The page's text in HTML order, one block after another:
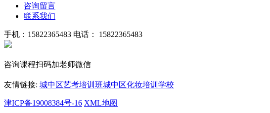
咨询留言
联系我们
手机：15822365483 电话： 15822365483
咨询课程扫码加老师微信
友情链接: 城中区艺考培训班城中区化妆培训学校
津ICP备19008384号-16 XML地图